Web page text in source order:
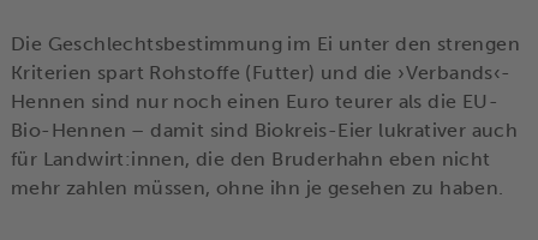
Die Geschlechtsbestimmung im Ei unter den strengen
Kriterien spart Rohstoffe (Futter) und die ›Verbands‹-
Hennen sind nur noch einen Euro teurer als die EU-
Bio-Hennen – damit sind Biokreis-Eier lukrativer auch
für Landwirt:innen, die den Bruderhahn eben nicht
mehr zahlen müssen, ohne ihn je gesehen zu haben.